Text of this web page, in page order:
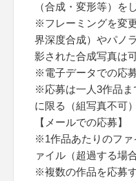
（合成・変形等）を
※フレーミングを変
界深度合成）やパノ
影された合成写真は
※電子データでの応
※応募は一人3作品ま
に限る（組写真不可）
【メールでの応募】
※1作品あたりのファ
ァイル（超過する場
※複数の作品を応募